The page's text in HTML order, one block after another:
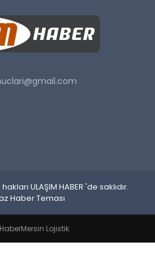
ULAŞIM HABER 'de saklıdır.
Haber Teması
Mersin Lojistik